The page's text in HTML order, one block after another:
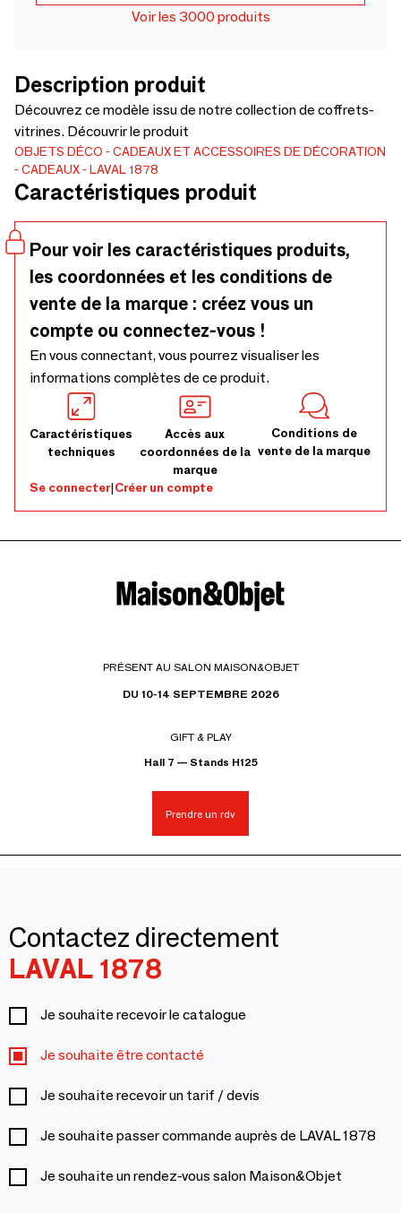
Voir les 3000 produits
Description produit
Découvrez ce modèle issu de notre collection de coffrets-
vitrines. Découvrir le produit
OBJETS DÉCO
CADEAUX ET ACCESSOIRES DE DÉCORATION
CADEAUX
LAVAL 1878
Caractéristiques produit
Pour voir les caractéristiques produits,
les coordonnées et les conditions de
vente de la marque : créez vous un
compte ou connectez-vous !
En vous connectant, vous pourrez visualiser les
informations complètes de ce produit.
Caractéristiques
techniques
Accès aux
coordonnées de la
marque
Conditions de
vente de la marque
Se connecter|Créer un compte
PRÉSENT AU SALON MAISON&OBJET
DU 10-14 SEPTEMBRE 2026
GIFT & PLAY
Hall 7 — Stands H125
Prendre un rdv
Contactez directement
LAVAL 1878
Je souhaite recevoir le catalogue
Je souhaite être contacté
Je souhaite recevoir un tarif / devis
Je souhaite passer commande auprès de LAVAL 1878
Je souhaite un rendez-vous salon Maison&Objet